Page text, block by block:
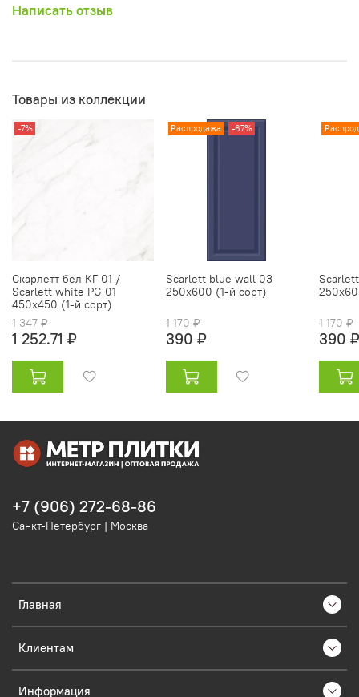
Написать отзыв
Товары из коллекции
-7%
Скарлетт бел КГ 01 /
Scarlett white PG 01
450х450 (1-й сорт)
1 347 ₽
1 252.71 ₽
Распродажа -67%
Scarlett blue wall 03
250х600 (1-й сорт)
1 170 ₽
390 ₽
1 170 ₽
390 ₽
Главная
Клиентам
Информация
+7 (906) 272-68-86
Санкт-Петербург | Москва